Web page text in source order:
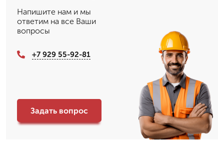
Напишите нам и мы
ответим на все Ваши
вопросы
+7 929 55-92-81
Задать вопрос